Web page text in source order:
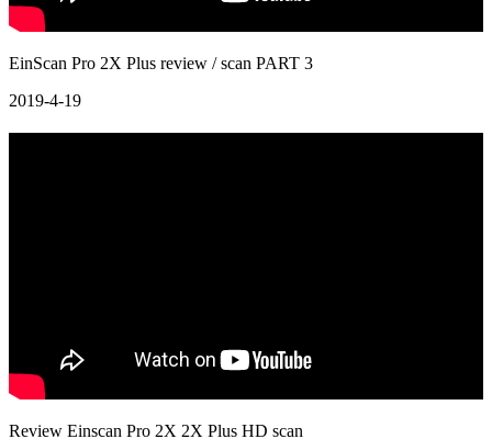
EinScan Pro 2X Plus review / scan PART 3
2019-4-19
Review Einscan Pro 2X 2X Plus HD scan